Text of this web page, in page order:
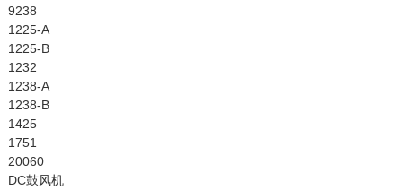
9238
1225-A
1225-B
1232
1238-A
1238-B
1425
1751
20060
DC鼓风机